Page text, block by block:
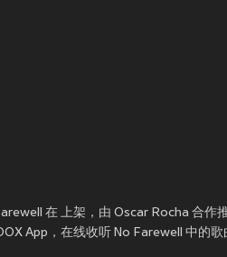
在 上架，由 Oscar Rocha 合作
App，在线收听 No Farewell 中的歌